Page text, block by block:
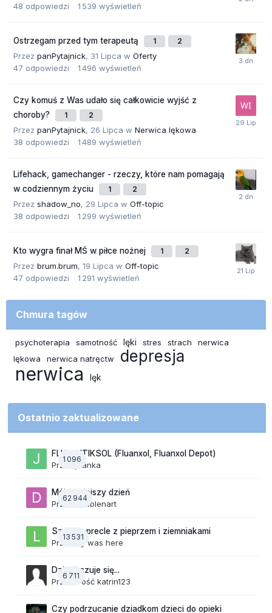
48 odpowiedzi 1 539 wyświetleń
Ostrzegam przed tym terapeutą 1 2
Przez panPytajnick, 31 Lipca w Oferty
47 odpowiedzi 1 496 wyświetleń
Czy komuś z Was udało się całkowicie wyjść z
choroby?
1 2
Przez panPytajnick, 26 Lipca w Nerwica lękowa
38 odpowiedzi 1 489 wyświetleń
Lifehack, gamechanger - rzeczy, które nam pomagają
w codziennym życiu
1 2
Przez shadow_no, 29 Lipca w Off-topic
38 odpowiedzi 1 299 wyświetleń
Kto wygra finał MŚ w piłce nożnej 1 2
Przez brum.brum, 19 Lipca w Off-topic
47 odpowiedzi 1 291 wyświetleń
Chmura tagów
psychoterapia samotność lęki stres strach
nerwica
lękowa
nerwica natręctw depresja
nerwica lęk
Ostatnio zaktualizowane
1 096
FLUPENTIKSOL (Fluanxol, Fluanxol Depot)
Przez joanka
62 944
Mój dzisiejszy dzień
Przezdaablenart
13 531
Szalone precle z pieprzem i ziemniakami
Przez lily was here
6 711
Dzisiaj czuje się...
Przez Gość katrin123
Czy podrzucanie dziadkom dzieci do opieki